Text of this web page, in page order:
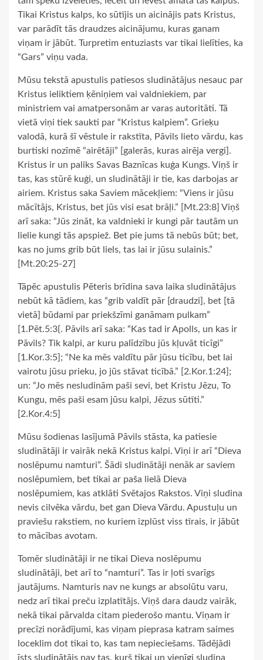
Tikai Kristus kalps, ko sūtījis un aicinājis pats Kristus,
var parādīt tās draudzes aicinājumu, kuras ganam
viņam ir jābūt. Turpretim entuziasts var tikai lielīties, ka
“Gars” viņu vada.
Mūsu tekstā apustulis patiesos sludinātājus nesauc par
Kristus ieliktiem ķēniņiem vai valdniekiem, par
ministriem vai amatpersonām ar varas autoritāti. Tā
vietā viņi tiek saukti par “Kristus kalpiem”. Grieķu
valodā, kurā šī vēstule ir rakstīta, Pāvils lieto vārdu, kas
burtiski nozīmē “airētāji” [galerās, kuras airēja vergi].
Kristus ir un paliks Savas Baznīcas kuģa Kungs. Viņš ir
tas, kas stūrē kuģi, un sludinātāji ir tie, kas darbojas ar
airiem. Kristus saka Saviem mācekļiem: “Viens ir jūsu
mācītājs, Kristus, bet jūs visi esat brāļi.” [Mt.23:8] Viņš
arī saka: “Jūs zināt, ka valdnieki ir kungi pār tautām un
lielie kungi tās apspiež. Bet pie jums tā nebūs būt; bet,
kas no jums grib būt liels, tas lai ir jūsu sulainis.”
[Mt.20:25-27]
Tāpēc apustulis Pēteris brīdina sava laika sludinātājus
nebūt kā tādiem, kas “grib valdīt pār [draudzi], bet [tā
vietā] būdami par priekšzīmi ganāmam pulkam”
[1.Pēt.5:3{. Pāvils arī saka: “Kas tad ir Apolls, un kas ir
Pāvils? Tik kalpi, ar kuru palīdzību jūs kļuvāt ticīgi”
[1.Kor.3:5]; “Ne ka mēs valdītu pār jūsu ticību, bet lai
vairotu jūsu prieku, jo jūs stāvat ticībā.” [2.Kor.1:24];
un: “Jo mēs nesludinām paši sevi, bet Kristu Jēzu, To
Kungu, mēs paši esam jūsu kalpi, Jēzus sūtīti.”
[2.Kor.4:5]
Mūsu šodienas lasījumā Pāvils stāsta, ka patiesie
sludinātāji ir vairāk nekā Kristus kalpi. Viņi ir arī “Dieva
noslēpumu namturi”. Šādi sludinātāji nenāk ar saviem
noslēpumiem, bet tikai ar paša lielā Dieva
noslēpumiem, kas atklāti Svētajos Rakstos. Viņi sludina
nevis cilvēka vārdu, bet gan Dieva Vārdu. Apustuļu un
praviešu rakstiem, no kuriem izplūst viss tīrais, ir jābūt
to mācības avotam.
Tomēr sludinātāji ir ne tikai Dieva noslēpumu
sludinātāji, bet arī to “namturi”. Tas ir ļoti svarīgs
jautājums. Namturis nav ne kungs ar absolūtu varu,
nedz arī tikai preču izplatītājs. Viņš dara daudz vairāk,
nekā tikai pārvalda citam piederošo mantu. Viņam ir
precīzi norādījumi, kas viņam pieprasa katram saimes
loceklim dot tikai to, kas tam nepieciešams. Tādējādi
īsts sludinātājs nav tas, kurš tikai un vienīgi sludina